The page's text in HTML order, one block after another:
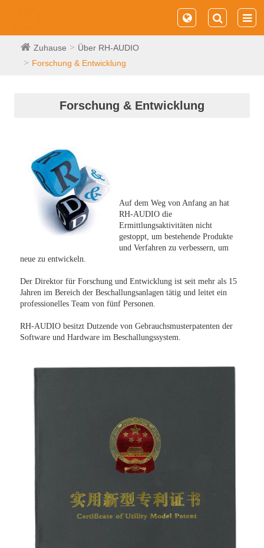
Zuhause
Über RH-AUDIO
Forschung & Entwicklung
Forschung & Entwicklung
Auf dem Weg von Anfang an hat
RH-AUDIO die
Ermittlungsaktivitäten nicht
gestoppt, um bestehende Produkte
und Verfahren zu verbessern, um
neue zu entwickeln.
Der Direktor für Forschung und Entwicklung ist seit mehr als 15
Jahren im Bereich der Beschallungsanlagen tätig und leitet ein
professionelles Team von fünf Personen.
RH-AUDIO besitzt Dutzende von Gebrauchsmusterpatenten der
Software und Hardware im Beschallungssystem.